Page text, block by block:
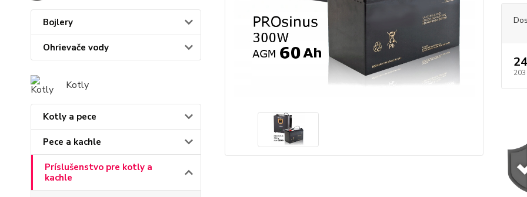
Bojlery
Ohrievače vody
Kotly
Kotly a pece
Pece a kachle
Príslušenstvo pre kotly a
kachle